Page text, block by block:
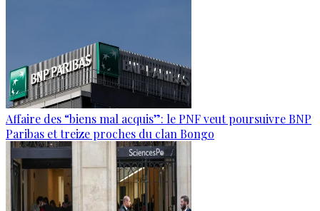
Affaire des “biens mal acquis”: le PNF veut poursuivre BNP
Paribas et treize proches du clan Bongo